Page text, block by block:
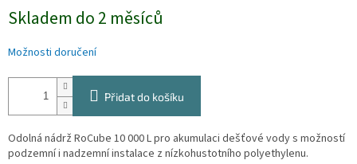
cena:
Skladem do 2 měsíců
Možnosti doručení
Přidat do košíku
Odolná nádrž RoCube 10 000 L pro akumulaci dešťové vody s možností
podzemní i nadzemní instalace z nízkohustotního polyethylenu.